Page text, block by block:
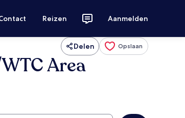
Reizen Aanmelden
Delen Opslaan
Area